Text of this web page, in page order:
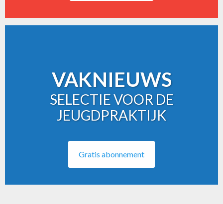
VAKNIEUWS
SELECTIE VOOR DE
JEUGDPRAKTIJK
Gratis abonnement